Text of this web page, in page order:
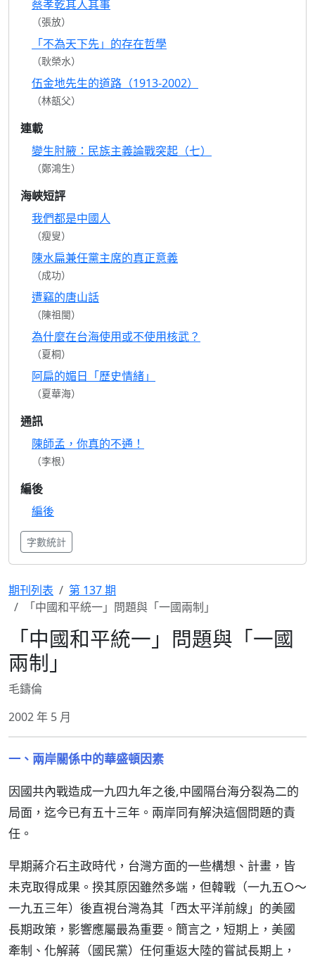
蔡孝乾其人其事
（張放）
「不為天下先」的存在哲學
（耿榮水）
伍金地先生的道路（1913-2002）
（林瓿父）
連載
變生肘腋：民族主義論戰突起（七）
（鄭鴻生）
海峽短評
我們都是中國人
（瘦叟）
陳水扁兼任黨主席的真正意義
（成功）
遭竊的唐山話
（陳祖閩）
為什麼在台海使用或不使用核武？
（夏桐）
阿扁的媚日「歷史情緒」
（夏華海）
通訊
陳師孟，你真的不通！
（李根）
編後
編後
字數統計
期刊列表
第 137 期
「中國和平統一」問題與「一國兩制」
「中國和平統一」問題與「一國
兩制」
毛鑄倫
2002 年 5 月
一、兩岸關係中的華盛頓因素
因國共內戰造成一九四九年之後,中國隔台海分裂為二的
局面，迄今已有五十三年。兩岸同有解決這個問題的責
任。
早期蔣介石主政時代，台灣方面的一些構想、計畫，皆
未克取得成果。揆其原因雖然多端，但韓戰（一九五○～
一九五三年）後直視台灣為其「西太平洋前線」的美國
長期政策，影響應屬最為重要。簡言之，短期上，美國
牽制、化解蔣（國民黨）任何重返大陸的嘗試長期上，